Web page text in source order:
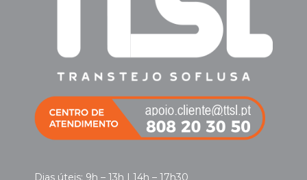
Dias úteis: 9h – 13h | 14h – 17h30